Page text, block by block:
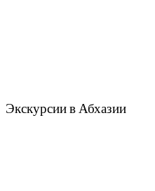
Экскурсии в Абхазии